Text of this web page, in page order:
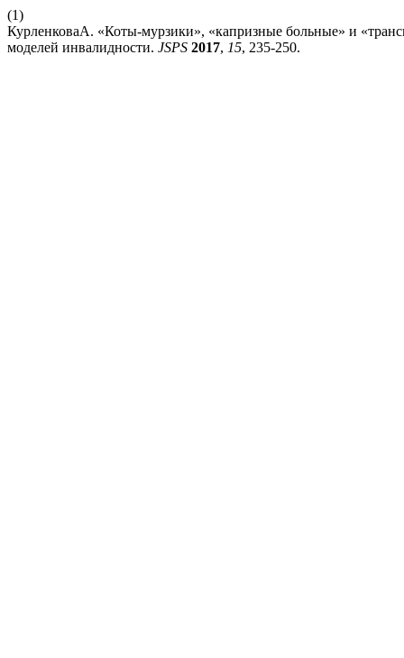
(1)
КурленковаА. «Коты-мурзики», «капризные больные» и
моделей инвалидности. JSPS 2017, 15, 235-250.